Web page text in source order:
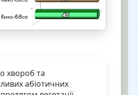
хвороб та
абіотичних